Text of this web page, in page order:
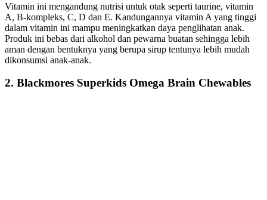
Vitamin ini mengandung nutrisi untuk otak seperti taurine, vitamin
A, B-kompleks, C, D dan E. Kandungannya vitamin A yang tinggi
dalam vitamin ini mampu meningkatkan daya penglihatan anak.
Produk ini bebas dari alkohol dan pewarna buatan sehingga lebih
aman dengan bentuknya yang berupa sirup tentunya lebih mudah
dikonsumsi anak-anak.
2. Blackmores Superkids Omega Brain Chewables